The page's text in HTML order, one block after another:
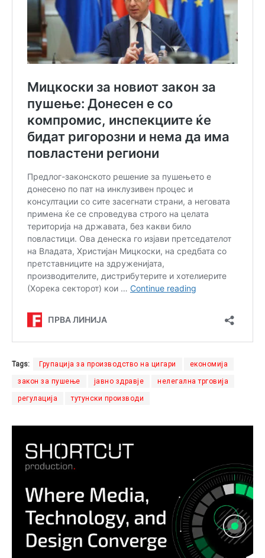
Tags: Групација за производство на цигари економија
закон за пушење јавно здравје нелегална трговија
регулација тутунски производи